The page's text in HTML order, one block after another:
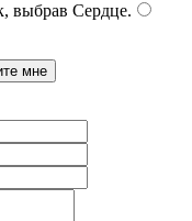
выбрав Сердце.